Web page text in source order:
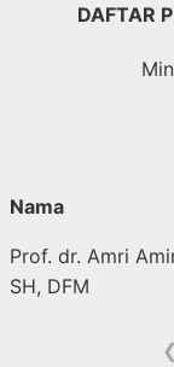
LangsungDAFTAR
Nama
Prof. dr. Amri
SH, DFM
❮